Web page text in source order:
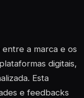
a marca e os
digitais,
Esta
e feedbacks